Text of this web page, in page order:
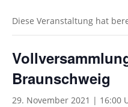
Diese Veranstaltung hat
Braunschweig
29. November 2021 | 16:00